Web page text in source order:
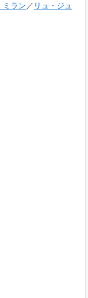
ミラン ／ リュ・ジュ